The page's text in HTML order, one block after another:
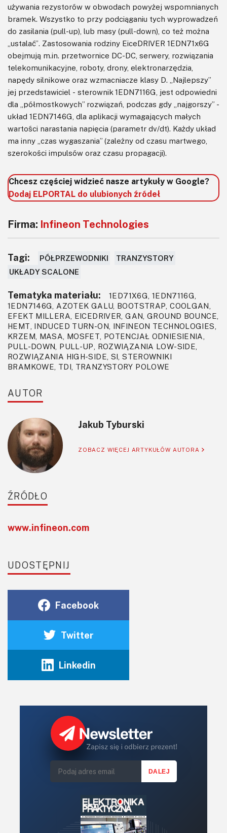
używania rezystorów w obwodach powyżej wspomnianych
bramek. Wszystko to przy podciąganiu tych wyprowadzeń
do zasilania (pull-up), lub masy (pull-down), co też można
„ustalać”. Zastosowania rodziny EiceDRIVER 1EDN71x6G
obejmują m.in. przetwornice DC-DC, serwery, rozwiązania
telekomunikacyjne, roboty, drony, elektronarzędzia,
napędy silnikowe oraz wzmacniacze klasy D. „Najlepszy”
jej przedstawiciel - sterownik 1EDN7116G, jest odpowiedni
dla „półmostkowych” rozwiązań, podczas gdy „najgorszy” -
układ 1EDN7146G, dla aplikacji wymagających małych
wartości narastania napięcia (parametr dv/dt). Każdy układ
ma inny „czas wygaszania” (zależny od czasu martwego,
szerokości impulsów oraz czasu propagacji).
Chcesz częściej widzieć nasze artykuły w Google?
Dodaj ELPORTAL do ulubionych źródeł
Firma: Infineon Technologies
Tagi: PÓŁPRZEWODNIKI
TRANZYSTORY
UKŁADY SCALONE
Tematyka materiału:
1ED71X6G, 1EDN7116G,
1EDN7146G, AZOTEK GALU, BOOTSTRAP, COOLGAN,
EFEKT MILLERA, EICEDRIVER, GAN, GROUND BOUNCE,
HEMT, INDUCED TURN-ON, INFINEON TECHNOLOGIES,
KRZEM, MASA, MOSFET, POTENCJAŁ ODNIESIENIA,
PULL-DOWN, PULL-UP, ROZWIĄZANIA LOW-SIDE,
ROZWIĄZANIA HIGH-SIDE, SI, STEROWNIKI
BRAMKOWE, TDI, TRANZYSTORY POLOWE
AUTOR
Jakub Tyburski
ZOBACZ WIĘCEJ ARTYKUŁÓW AUTORA
ŹRÓDŁO
www.infineon.com
UDOSTĘPNIJ
Facebook
Twitter
Linkedin